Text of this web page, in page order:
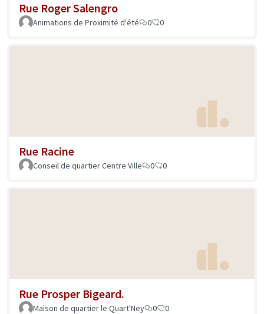
Rue Roger Salengro
Animations de Proximité d'été 0 0
Rue Racine
Conseil de quartier Centre Ville 0 0
Rue Prosper Bigeard.
Maison de quartier le Quart'Ney 0 0